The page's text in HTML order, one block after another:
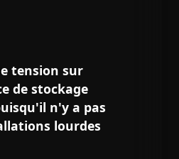
tension sur
de stockage
n'y a pas
lourdes